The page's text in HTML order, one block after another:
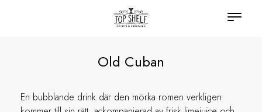
Old Cuban
En bubblande drink där den mörka romen verkligen